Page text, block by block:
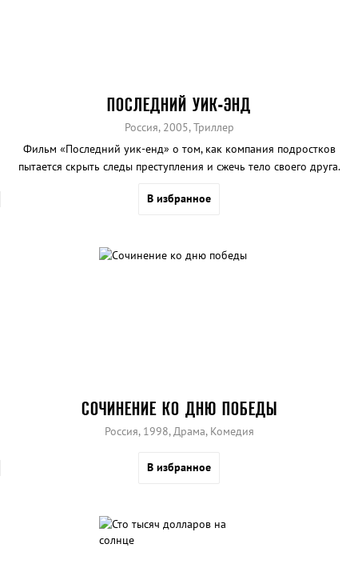
ПОСЛЕДНИЙ УИК-ЭНД
Россия, 2005, Триллер
Фильм «Последний уик-енд» о том, как компания подростков
пытается скрыть следы преступления и сжечь тело своего друга.
В избранное
СОЧИНЕНИЕ КО ДНЮ ПОБЕДЫ
Россия, 1998, Драма, Комедия
В избранное